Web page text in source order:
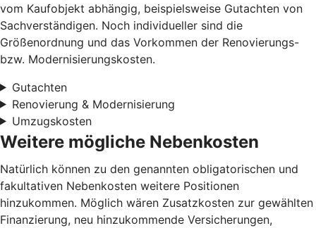
vom Kaufobjekt abhängig, beispielsweise Gutachten von
Sachverständigen. Noch individueller sind die
Größenordnung und das Vorkommen der Renovierungs-
bzw. Modernisierungskosten.
Gutachten
Renovierung & Modernisierung
Umzugskosten
Weitere mögliche Nebenkosten
Natürlich können zu den genannten obligatorischen und
fakultativen Nebenkosten weitere Positionen
hinzukommen. Möglich wären Zusatzkosten zur gewählten
Finanzierung, neu hinzukommende Versicherungen,